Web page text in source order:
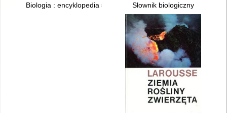
Biologia : encyklopedia szkolna Słownik biologiczny